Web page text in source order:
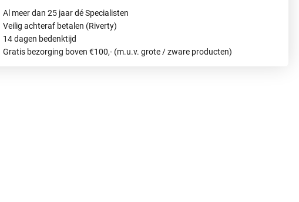
Al meer dan 25 jaar dé Specialisten
Veilig achteraf betalen (Riverty)
14 dagen bedenktijd
Gratis bezorging boven €100,- (m.u.v. grote / zware producten)